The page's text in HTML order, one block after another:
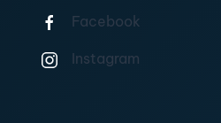
Facebook
Instagram